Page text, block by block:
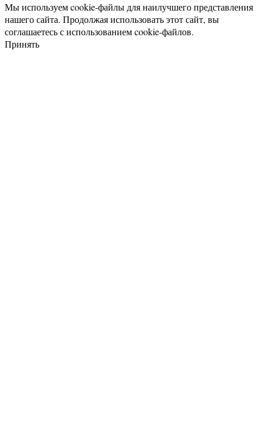
Мы используем cookie-файлы для наилучшего представления
нашего сайта. Продолжая использовать этот сайт, вы
соглашаетесь с использованием cookie-файлов.
Принять